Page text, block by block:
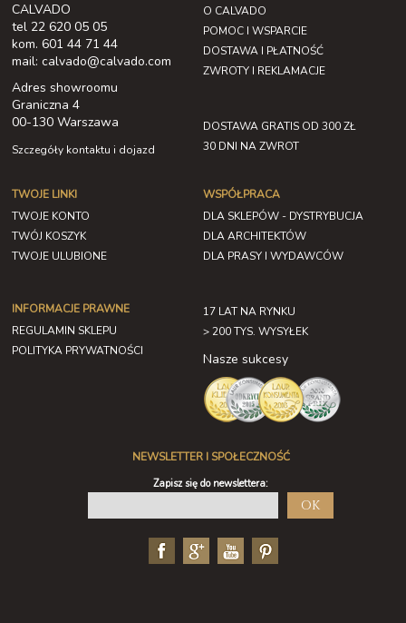
CALVADO
tel 22 620 05 05
kom. 601 44 71 44
mail: calvado@calvado.com
Adres showroomu
Graniczna 4
00-130 Warszawa
Szczegóły kontaktu i dojazd
O CALVADO
POMOC I WSPARCIE
DOSTAWA I PŁATNOŚĆ
ZWROTY I REKLAMACJE
DOSTAWA GRATIS OD 300 ZŁ
30 DNI NA ZWROT
TWOJE LINKI
TWOJE KONTO
TWÓJ KOSZYK
TWOJE ULUBIONE
INFORMACJE PRAWNE
REGULAMIN SKLEPU
POLITYKA PRYWATNOŚCI
WSPÓŁPRACA
DLA SKLEPÓW - DYSTRYBUCJA
DLA ARCHITEKTÓW
DLA PRASY I WYDAWCÓW
17 LAT NA RYNKU
> 200 TYS. WYSYŁEK
Nasze sukcesy
NEWSLETTER I SPOŁECZNOŚĆ
Zapisz się do newslettera:
OK